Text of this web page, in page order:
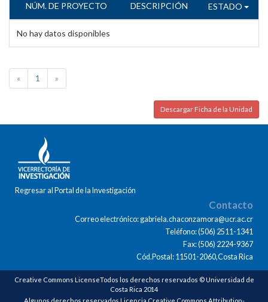
NÚM. DE PROYECTO DESCRIPCIÓN ESTADO
No hay datos disponibles
« 1 »
Descargar Ficha de la Unidad
Regresar al Portal de la Investigación
Contacto
Correo electrónico: gabriela.chaconzamora@ucr.ac.cr
Teléfono: (506) 2511-1341
Fax: (506) 2224-9367
Cód.Postal: 11501-2060,Costa Rica
Creative Commons LicenseTodos los derechos reservados © Universidad de
Costa Rica 2014